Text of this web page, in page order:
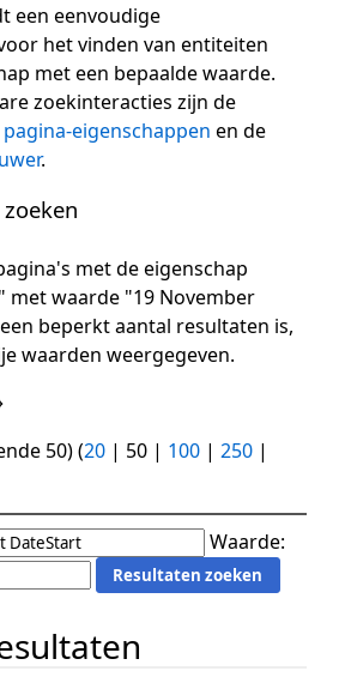
een eenvoudige
het vinden van entiteiten
met een bepaalde waarde.
zoekinteracties zijn de
eigenschappen en de
.
met de eigenschap
" met waarde "19 November
beperkt aantal resultaten is,
waarden weergegeven.
50) (20 | 50 | 100 | 250 |
Waarde: